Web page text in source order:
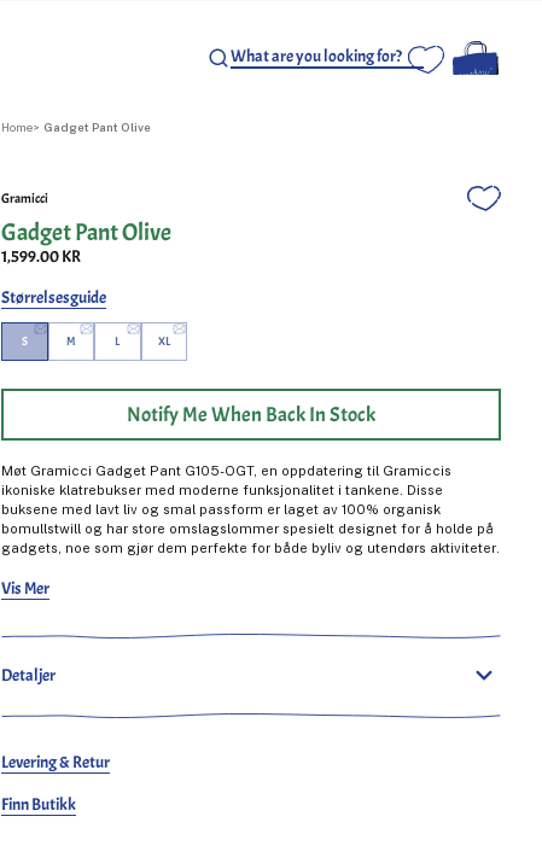
Home Gadget Pant Olive
Gramicci
Gadget Pant Olive
1,599.00 KR
Størrelsesguide
S M L XL
Notify Me When Back In Stock
Møt Gramicci Gadget Pant G105-OGT, en oppdatering til Gramiccis
ikoniske klatrebukser med moderne funksjonalitet i tankene. Disse
buksene med lavt liv og smal passform er laget av 100% organisk
bomullstwill og har store omslagslommer spesielt designet for å holde på
gadgets, noe som gjør dem perfekte for både byliv og utendørs aktiviteter.
Disse buksene kommer forvasket for et vintage utseende og myk følelse.
Silhuetten tilbyr en behagelig løshet samtidig som den sikrer mobilitet, en
lettjustert belte for optimal komfort og en litt kortere 31-tommers
Vis Mer
Detaljer
Levering & Retur
Finn Butikk